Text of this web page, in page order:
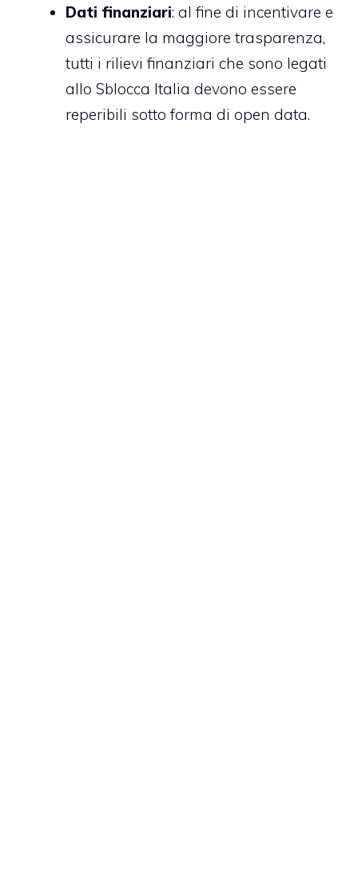
Dati finanziari: al fine di incentivare e
assicurare la maggiore trasparenza,
tutti i rilievi finanziari che sono legati
allo Sblocca Italia devono essere
reperibili sotto forma di open data.